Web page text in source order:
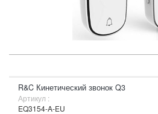
R&C Кинетический звонок Q3
Артикул :
EQ3154-A-EU